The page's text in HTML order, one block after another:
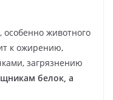
особенно животного
к ожирению,
загрязнению
белок, а